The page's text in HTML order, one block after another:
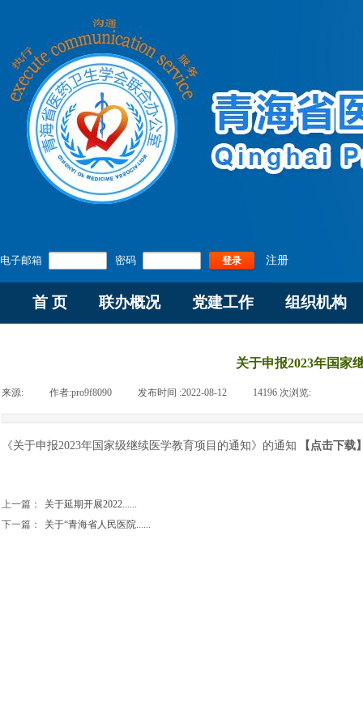
首 页 联办概况 党建工作 组织机构
电子邮箱 密码 登录 注册
关于申报2023年国家
来源: 作者:pro9f8090 发布时间 :2022-08-12 14196 次浏览:
《关于申报2023年国家级继续医学教育项目的通知》的通知 【点击下载
上一篇：
关于延期开展2022......
下一篇：
关于“青海省人民医院......